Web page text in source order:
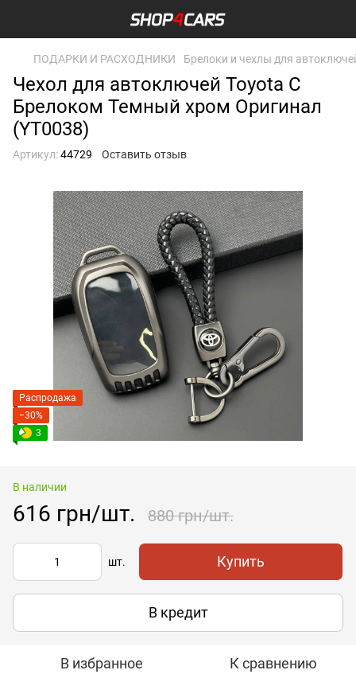
ПОДАРКИ И РАСХОДНИКИ Брелоки и чехлы для
Чехол для автоключей Toyota С
Брелоком Темный хром Оригинал
(YT0038)
Артикул:44729 Оставить отзыв
Распродажа
−30%
3
В наличии
616 грн/шт. 880 грн/шт.
шт. Купить
В кредит
В избранное К сравнению